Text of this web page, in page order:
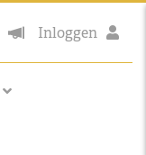
Inloggen